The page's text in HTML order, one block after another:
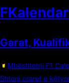
Garat,
Mbështetni F1
Shtoni oraret e